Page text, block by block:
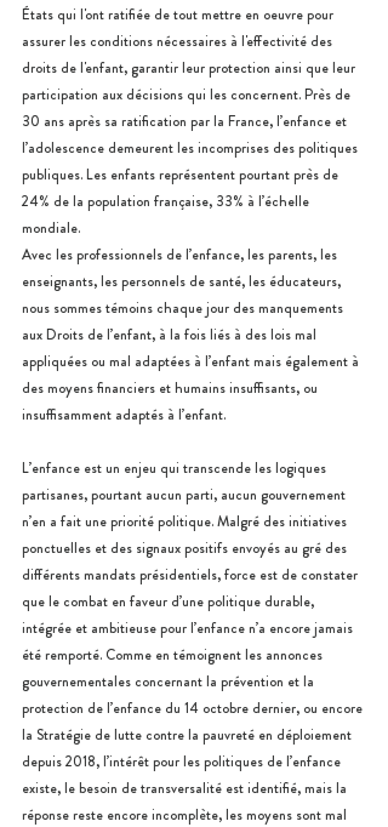
États qui l'ont ratifiée de tout mettre en oeuvre pour
assurer les conditions nécessaires à l'effectivité des
droits de l'enfant, garantir leur protection ainsi que leur
participation aux décisions qui les concernent. Près de
30 ans après sa ratification par la France, l’enfance et
l’adolescence demeurent les incomprises des politiques
publiques. Les enfants représentent pourtant près de
24% de la population française, 33% à l’échelle
mondiale.
Avec les professionnels de l’enfance, les parents, les
enseignants, les personnels de santé, les éducateurs,
nous sommes témoins chaque jour des manquements
aux Droits de l’enfant, à la fois liés à des lois mal
appliquées ou mal adaptées à l’enfant mais également à
des moyens financiers et humains insuffisants, ou
insuffisamment adaptés à l’enfant.
L’enfance est un enjeu qui transcende les logiques
partisanes, pourtant aucun parti, aucun gouvernement
n’en a fait une priorité politique. Malgré des initiatives
ponctuelles et des signaux positifs envoyés au gré des
différents mandats présidentiels, force est de constater
que le combat en faveur d’une politique durable,
intégrée et ambitieuse pour l’enfance n’a encore jamais
été remporté. Comme en témoignent les annonces
gouvernementales concernant la prévention et la
protection de l’enfance du 14 octobre dernier, ou encore
la Stratégie de lutte contre la pauvreté en déploiement
depuis 2018, l’intérêt pour les politiques de l’enfance
existe, le besoin de transversalité est identifié, mais la
réponse reste encore incomplète, les moyens sont mal